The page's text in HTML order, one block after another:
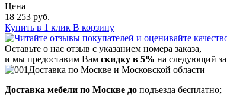
Цена
18 253 руб.
Купить в 1 клик В корзину
Оставьте о нас отзыв с указанием номера заказа,
и мы предоставим Вам скидку в 5% на следующий
Доставка по Москве и Московской области
Доставка мебели по Москве до подъезда бесплатно;